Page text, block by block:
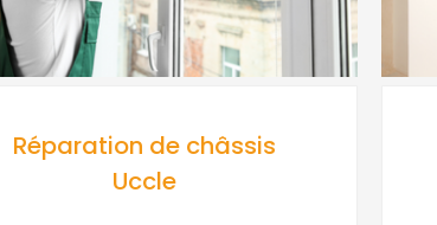
Réparation de châssis
Uccle